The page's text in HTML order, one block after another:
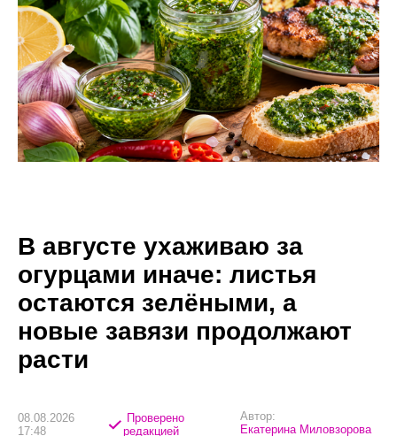
В августе ухаживаю за
огурцами иначе: листья
остаются зелёными, а
новые завязи продолжают
расти
08.08.2026
17:48
Проверено
редакцией
Автор:
Екатерина Миловзорова